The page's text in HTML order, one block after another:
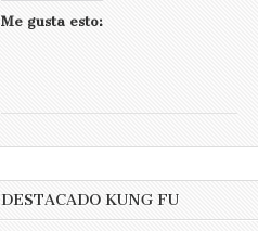
Me gusta esto:
DESTACADO KUNG FU